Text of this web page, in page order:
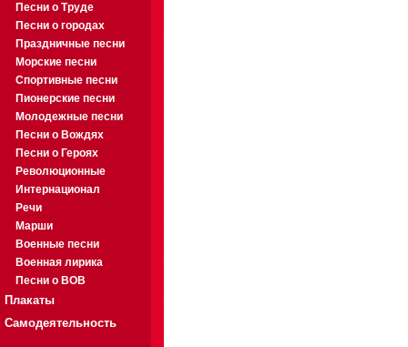
Песни о Труде
Песни о городах
Праздничные песни
Морские песни
Спортивные песни
Пионерские песни
Молодежные песни
Песни о Вождях
Песни о Героях
Революционные
Интернационал
Речи
Марши
Военные песни
Военная лирика
Песни о ВОВ
Плакаты
Самодеятельность